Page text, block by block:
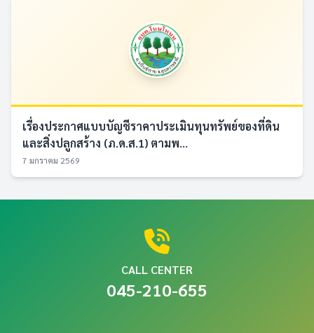
เรื่องประกาศแบบบัญชีราคาประเมินทุนทรัพย์ของที่ดิน
และสิ่งปลูกสร้าง (ภ.ด.ส.1) ตามพ...
7 มกราคม 2569
CALL CENTER
045-210-655